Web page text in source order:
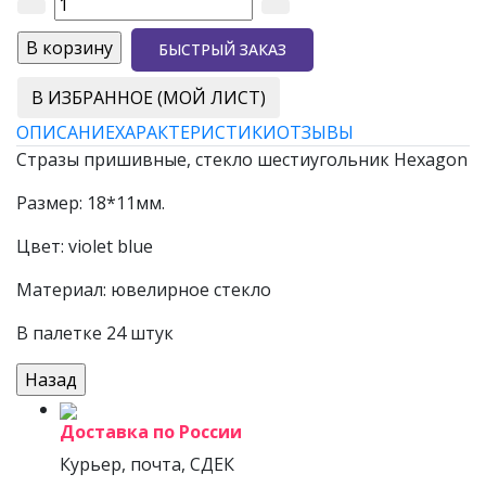
БЫСТРЫЙ ЗАКАЗ
В ИЗБРАННОЕ (МОЙ ЛИСТ)
ОПИСАНИЕХАРАКТЕРИСТИКИОТЗЫВЫ
Стразы пришивные, стекло шестиугольник Hexagon
Размер: 18*11мм.
Цвет: violet blue
Материал: ювелирное стекло
В палетке 24 штук
Доставка по России
Курьер, почта, СДЕК